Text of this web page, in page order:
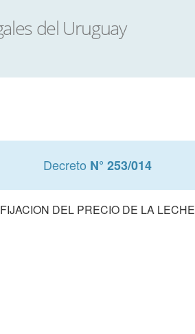
Decreto N° 253/014
FIJACION DEL PRECIO DE LA LECHE